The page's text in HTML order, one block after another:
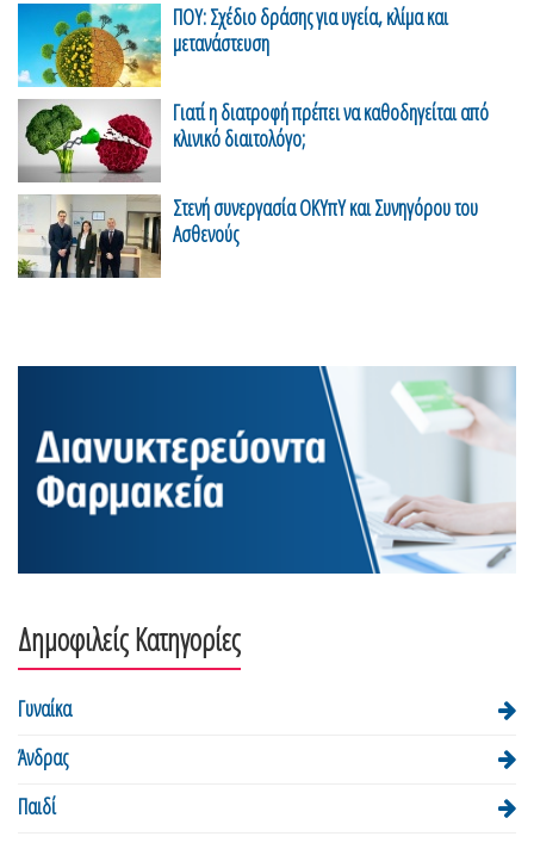
ΠΟΥ: Σχέδιο δράσης για υγεία, κλίμα και
μετανάστευση
Γιατί η διατροφή πρέπει να καθοδηγείται από
κλινικό διαιτολόγο;
Στενή συνεργασία ΟΚΥπΥ και Συνηγόρου του
Ασθενούς
Δημοφιλείς Κατηγορίες
Γυναίκα
Άνδρας
Παιδί